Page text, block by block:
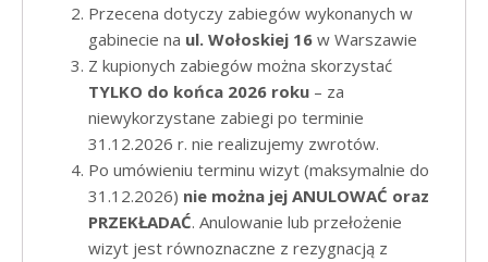
Przecena dotyczy zabiegów wykonanych w
gabinecie na ul. Wołoskiej 16 w Warszawie
Z kupionych zabiegów można skorzystać
TYLKO do końca 2026 roku – za
niewykorzystane zabiegi po terminie
31.12.2026 r. nie realizujemy zwrotów.
Po umówieniu terminu wizyt (maksymalnie do
31.12.2026) nie można jej ANULOWAĆ oraz
PRZEKŁADAĆ. Anulowanie lub przełożenie
wizyt jest równoznaczne z rezygnacją z